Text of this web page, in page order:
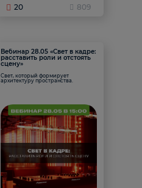
20 809
Вебинар 28.05 «Свет в кадре:
расставить роли и отстоять
сцену»
Свет, который формирует
архитектуру пространства.